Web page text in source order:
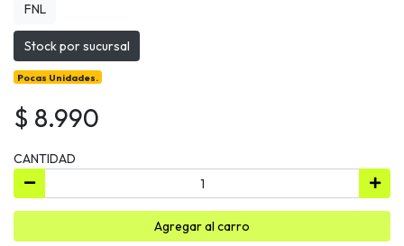
FNL
Stock por sucursal
Pocas Unidades.
$ 8.990
CANTIDAD
Agregar al carro